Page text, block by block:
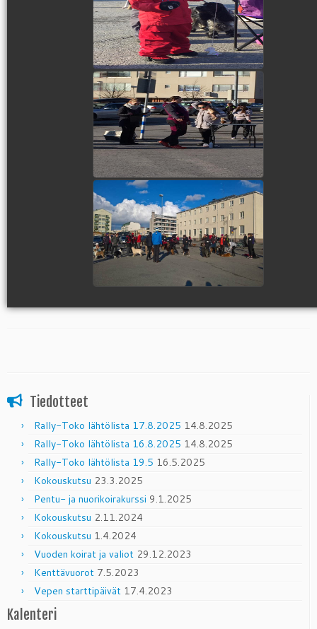
view picture
view picture
Tiedotteet
Rally-Toko lähtölista 17.8.2025 14.8.2025
Rally-Toko lähtölista 16.8.2025 14.8.2025
Rally-Toko lähtölista 19.5 16.5.2025
Kokouskutsu 23.3.2025
Pentu- ja nuorikoirakurssi 9.1.2025
Kokouskutsu 2.11.2024
Kokouskutsu 1.4.2024
Vuoden koirat ja valiot 29.12.2023
Kenttävuorot 7.5.2023
Vepen starttipäivät 17.4.2023
Kalenteri